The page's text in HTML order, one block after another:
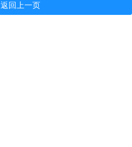
返回上一页